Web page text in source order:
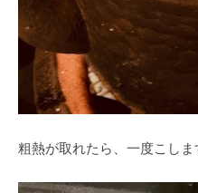
粗熱が取れたら、一度こしま